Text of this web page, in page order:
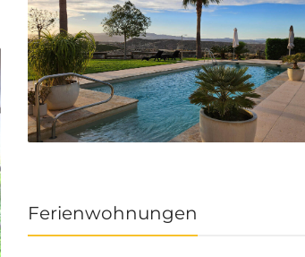
Ferienwohnungen